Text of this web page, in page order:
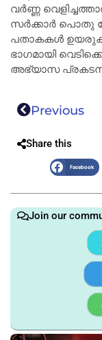
വർണ്ണ
സർക്കാർ പൊതു
പതാകകൾ
ഭാഗമായി
അഭ്യാസ
Previous
Share this
Facebook
Join our